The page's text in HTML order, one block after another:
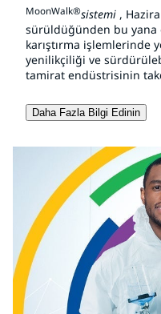
MoonWalk®sistemi ,
sürüldüğünden bu yana
karıştırma işlemlerinde
yenilikçiliği ve
tamirat endüstrisinin
Daha Fazla Bilgi Edinin